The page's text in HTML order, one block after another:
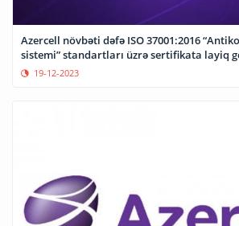
Azercell növbəti dəfə ISO 37001:2016
19-12-2023